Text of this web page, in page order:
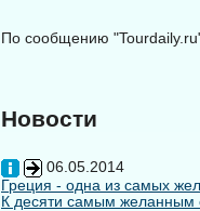
По сообщению
Новости
06.05.2014
Греция - одна из самых
К десяти самым желанным